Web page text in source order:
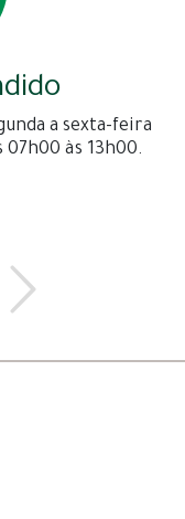
a sexta-feira
07h00 às 13h00.